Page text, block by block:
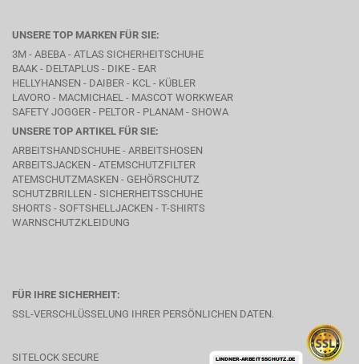
UNSERE TOP MARKEN FÜR SIE:
3M - ABEBA - ATLAS SICHERHEITSCHUHE
BAAK - DELTAPLUS - DIKE - EAR
HELLYHANSEN - DAIBER - KCL - KÜBLER
LAVORO - MACMICHAEL - MASCOT WORKWEAR
SAFETY JOGGER - PELTOR - PLANAM - SHOWA
UNSERE TOP ARTIKEL FÜR SIE:
ARBEITSHANDSCHUHE - ARBEITSHOSEN
ARBEITSJACKEN - ATEMSCHUTZFILTER
ATEMSCHUTZMASKEN - GEHÖRSCHUTZ
SCHUTZBRILLEN - SICHERHEITSSCHUHE
SHORTS - SOFTSHELLJACKEN - T-SHIRTS
WARNSCHUTZKLEIDUNG
FÜR IHRE SICHERHEIT:
SSL-VERSCHLÜSSELUNG IHRER PERSÖNLICHEN DATEN.
SITELOCK SECURE